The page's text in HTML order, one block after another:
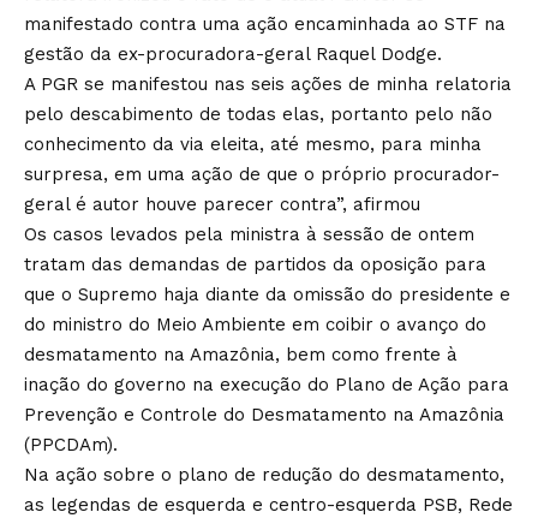
manifestado contra uma ação encaminhada ao STF na
gestão da ex-procuradora-geral Raquel Dodge.
A PGR se manifestou nas seis ações de minha relatoria
pelo descabimento de todas elas, portanto pelo não
conhecimento da via eleita, até mesmo, para minha
surpresa, em uma ação de que o próprio procurador-
geral é autor houve parecer contra”, afirmou
Os casos levados pela ministra à sessão de ontem
tratam das demandas de partidos da oposição para
que o Supremo haja diante da omissão do presidente e
do ministro do Meio Ambiente em coibir o avanço do
desmatamento na Amazônia, bem como frente à
inação do governo na execução do Plano de Ação para
Prevenção e Controle do Desmatamento na Amazônia
(PPCDAm).
Na ação sobre o plano de redução do desmatamento,
as legendas de esquerda e centro-esquerda PSB, Rede